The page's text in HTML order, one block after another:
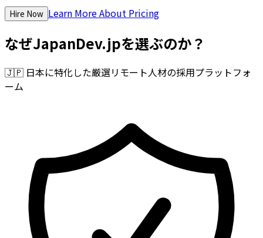
Hire Now Learn More About Pricing
なぜJapanDev.jpを選ぶのか？
🇯🇵 日本に特化した厳選リモート人材の採用プラットフォ
ーム